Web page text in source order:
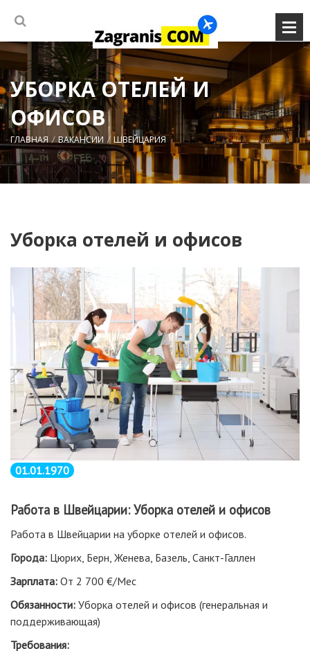
УБОРКА ОТЕЛЕЙ И
ОФИСОВ
ГЛАВНАЯ ВАКАНСИИ ШВЕЙЦАРИЯ
Уборка отелей и офисов
01.01.1970
Работа в Швейцарии: Уборка отелей и офисов
Работа в Швейцарии на уборке отелей и офисов.
Города: Цюрих, Берн, Женева, Базель, Санкт-Галлен
Зарплата: От 2 700 €/Мес
Обязанности: Уборка отелей и офисов (генеральная и
поддерживающая)
Требования: